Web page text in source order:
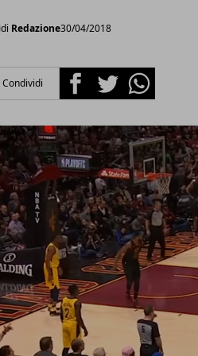
di Redazione30/04/2018
Condividi FacebookTwitterWhatsapp